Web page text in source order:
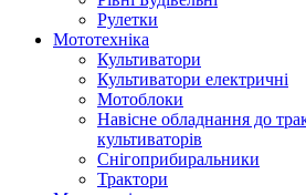
Рулетки
Мототехніка
Культиватори
Культиватори електричні
Мотоблоки
Навісне обладнання до
культиваторів
Снігоприбиральники
Трактори